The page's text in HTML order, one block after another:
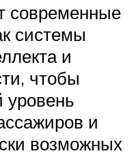
современные
системы
и
чтобы
уровень
и
возможных